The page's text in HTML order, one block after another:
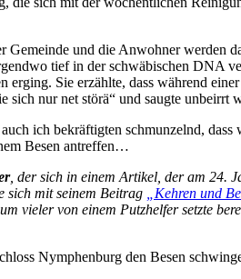
und die Anwohner werden
tief in der schwäbischen DNA
Sie erzählte, dass während
nur net störä“ und saugte
ich bekräftigten schmunzelnd, dass
Besen antreffen…
, der sich in einem Artikel, der am 24.
sich mit seinem Beitrag „Kehren und
vieler von einem Putzhelfer setzte
Nymphenburg den Besen